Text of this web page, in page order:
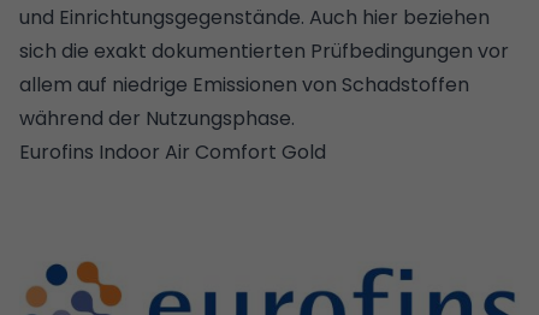
und Einrichtungsgegenstände. Auch hier beziehen
sich die exakt dokumentierten Prüfbedingungen vor
allem auf niedrige Emissionen von Schadstoffen
während der Nutzungsphase.
Eurofins Indoor Air Comfort Gold